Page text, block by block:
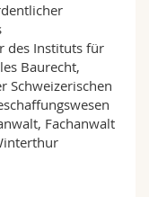
des Instituts für
Baurecht,
Schweizerischen
Fachanwalt